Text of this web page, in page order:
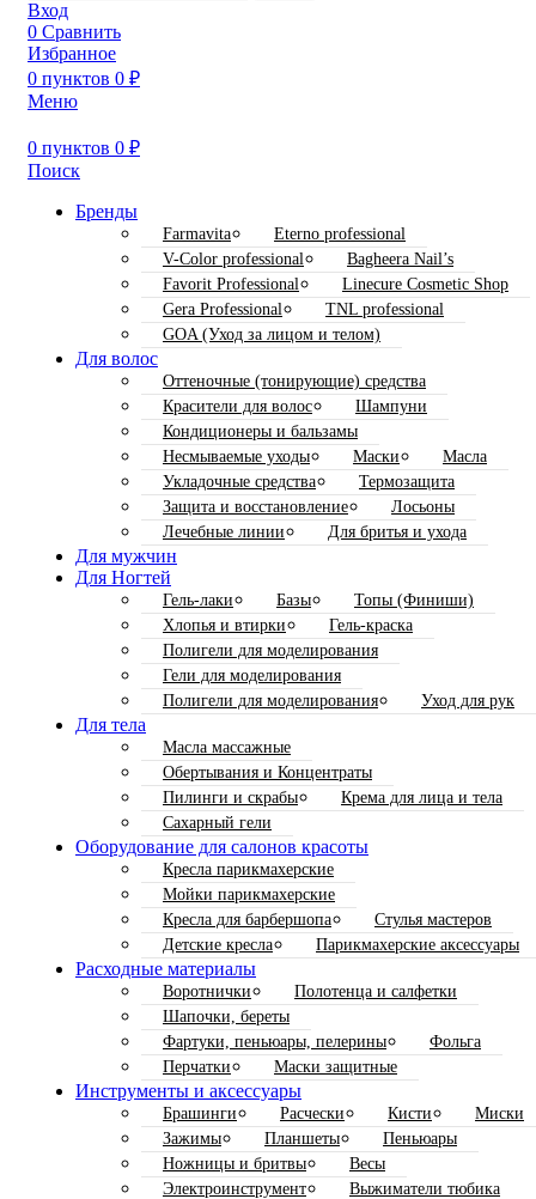
Вход
0 Сравнить
Избранное
0 пунктов 0 ₽
Меню
0 пунктов 0 ₽
Поиск
Бренды
Farmavita
Eterno professional
V-Color professional
Bagheera Nail’s
Favorit Professional
Linecure Cosmetic Shop
Gera Professional
TNL professional
GOA (Уход за лицом и телом)
Для волос
Оттеночные (тонирующие) средства
Красители для волос
Шампуни
Кондиционеры и бальзамы
Несмываемые уходы
Маски
Масла
Укладочные средства
Термозащита
Защита и восстановление
Лосьоны
Лечебные линии
Для бритья и ухода
Для мужчин
Для Ногтей
Гель-лаки Базы
Топы (Финиши)
Хлопья и втирки
Гель-краска
Полигели для моделирования
Гели для моделирования
Полигели для моделирования
Уход для рук
Для тела
Масла массажные
Обертывания и Концентраты
Пилинги и скрабы
Крема для лица и тела
Сахарный гели
Оборудование для салонов красоты
Кресла парикмахерские
Мойки парикмахерские
Кресла для барбершопа
Стулья мастеров
Детские кресла
Парикмахерские аксессуары
Расходные материалы
Воротнички
Полотенца и салфетки
Шапочки, береты
Фартуки, пеньюары, пелерины
Фольга
Перчатки
Маски защитные
Инструменты и аксессуары
Брашинги Расчески Кисти
Миски
Зажимы
Планшеты
Пеньюары
Ножницы и бритвы
Весы
Электроинструмент
Выжиматели тюбика